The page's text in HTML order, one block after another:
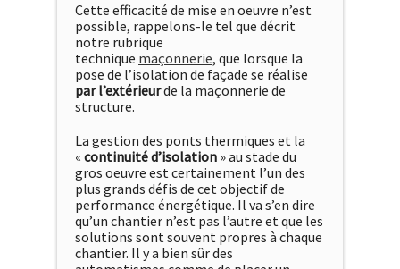
Cette efficacité de mise en oeuvre n’est
possible, rappelons-le tel que décrit
notre rubrique
technique maçonnerie, que lorsque la
pose de l’isolation de façade se réalise
par l’extérieurde la maçonnerie de
structure.
La gestion des ponts thermiques et la
« continuité d’isolation » au stade du
gros oeuvre est certainement l’un des
plus grands défis de cet objectif de
performance énergétique. Il va s’en dire
qu’un chantier n’est pas l’autre et que les
solutions sont souvent propres à chaque
chantier. Il y a bien sûr des